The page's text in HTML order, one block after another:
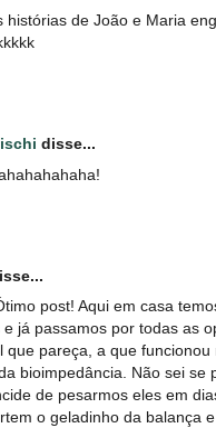
histórias de João e Maria
disse...
post! Aqui em casa
e já passamos por todas as
que pareça, a que funcionou
bioimpedância. Não sei se
de pesarmos eles em
o geladinho da balança